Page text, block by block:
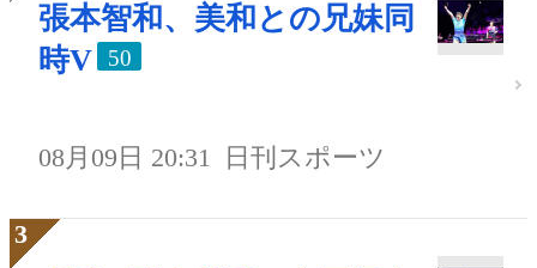
張本智和、美和との兄妹同
時V
50
08月09日 20:31 日刊スポーツ